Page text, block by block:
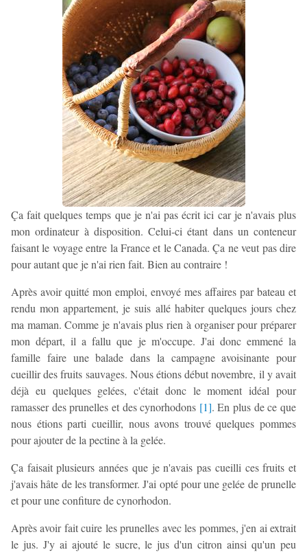
Ça fait quelques temps que je n'ai pas écrit ici car je n'avais plus
mon ordinateur à disposition. Celui-ci étant dans un conteneur
faisant le voyage entre la France et le Canada. Ça ne veut pas dire
pour autant que je n'ai rien fait. Bien au contraire !
Après avoir quitté mon emploi, envoyé mes affaires par bateau et
rendu mon appartement, je suis allé habiter quelques jours chez
ma maman. Comme je n'avais plus rien à organiser pour préparer
mon départ, il a fallu que je m'occupe. J'ai donc emmené la
famille faire une balade dans la campagne avoisinante pour
cueillir des fruits sauvages. Nous étions début novembre, il y avait
déjà eu quelques gelées, c'était donc le moment idéal pour
ramasser des prunelles et des cynorhodons [1]. En plus de ce que
nous étions parti cueillir, nous avons trouvé quelques pommes
pour ajouter de la pectine à la gelée.
Ça faisait plusieurs années que je n'avais pas cueilli ces fruits et
j'avais hâte de les transformer. J'ai opté pour une gelée de prunelle
et pour une confiture de cynorhodon.
Après avoir fait cuire les prunelles avec les pommes, j'en ai extrait
le jus. J'y ai ajouté le sucre, le jus d'un citron ainsi qu'un peu